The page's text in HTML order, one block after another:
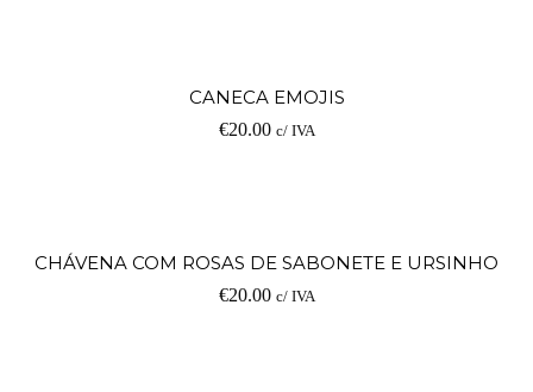
CANECA EMOJIS
€20.00 c/ IVA
CHÁVENA COM ROSAS DE SABONETE E URSINHO
€20.00 c/ IVA